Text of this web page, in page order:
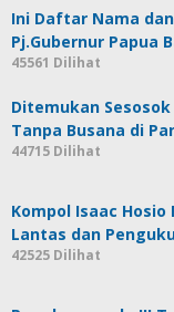
Ini Daftar Nama
Pj.Gubernur Papua
45561 Dilihat
Ditemukan
Tanpa Busana di
44715 Dilihat
Kompol Isaac
Lantas dan
42525 Dilihat